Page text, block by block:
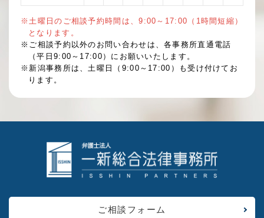
※土曜日のご相談予約時間は、9:00～17:00（1時間短縮）
となります。
※ご相談予約以外のお問い合わせは、各事務所直通電話
（平日9:00～17:00）にお願いいたします。
※新潟事務所は、土曜日（9:00～17:00）も受け付けてお
ります。
ご相談フォーム